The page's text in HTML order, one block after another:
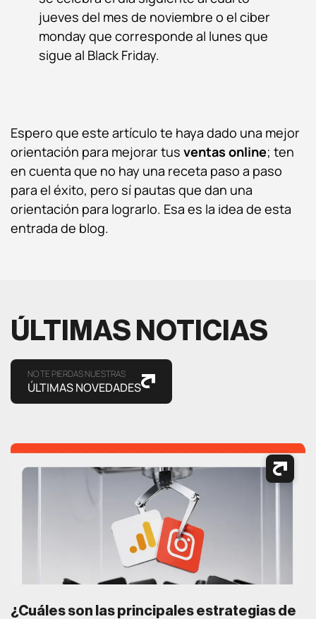
jueves del mes de noviembre o el ciber
monday que corresponde al lunes que
sigue al Black Friday.
Espero que este artículo te haya dado una mejor
orientación para mejorar tus ventas online; ten
en cuenta que no hay una receta paso a paso
para el éxito, pero sí pautas que dan una
orientación para lograrlo. Esa es la idea de esta
entrada de blog.
ÚLTIMAS NOTICIAS
NO TE PIERDAS NUESTRAS
ÚLTIMAS NOVEDADES
¿Cuáles son las principales estrategias de